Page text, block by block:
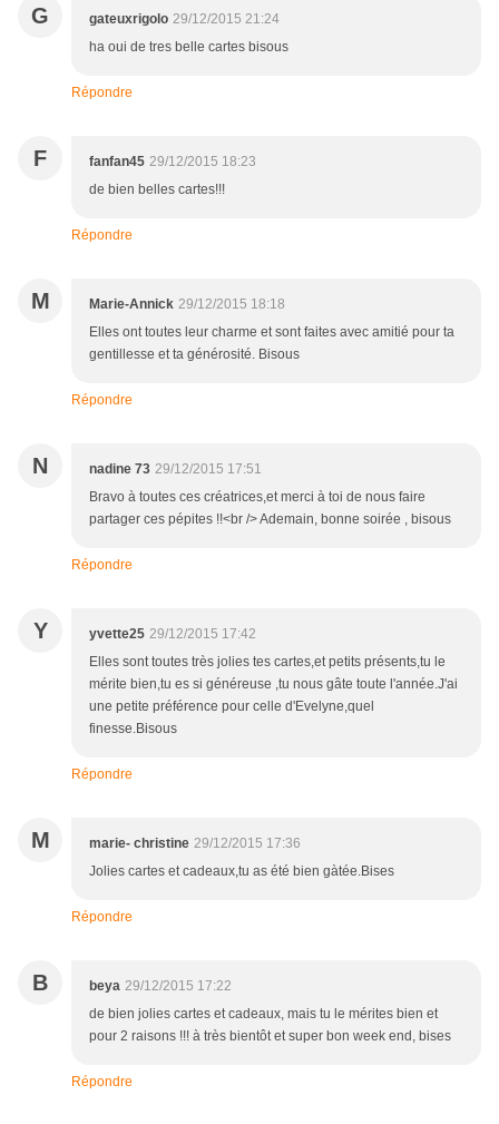
G gateuxrigolo 29/12/2015 21:24
ha oui de tres belle cartes bisous
Répondre
F fanfan45 29/12/2015 18:23
de bien belles cartes!!!
Répondre
M Marie-Annick 29/12/2015 18:18
Elles ont toutes leur charme et sont faites avec amitié pour ta
gentillesse et ta générosité. Bisous
Répondre
N nadine 73 29/12/2015 17:51
Bravo à toutes ces créatrices,et merci à toi de nous faire
partager ces pépites !!<br /> Ademain, bonne soirée , bisous
Répondre
Y yvette25 29/12/2015 17:42
Elles sont toutes très jolies tes cartes,et petits présents,tu le
mérite bien,tu es si généreuse ,tu nous gâte toute l'année.J'ai
une petite préférence pour celle d'Evelyne,quel
finesse.Bisous
Répondre
M marie- christine 29/12/2015 17:36
Jolies cartes et cadeaux,tu as été bien gàtée.Bises
Répondre
B beya 29/12/2015 17:22
de bien jolies cartes et cadeaux, mais tu le mérites bien et
pour 2 raisons !!! à très bientôt et super bon week end, bises
Répondre